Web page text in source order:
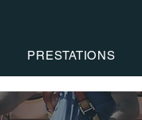
PRESTATIONS